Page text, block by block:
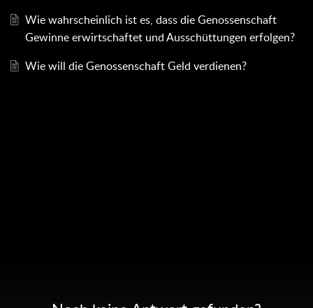
Wie wahrscheinlich ist es, dass die Genossenschaft
Gewinne erwirtschaftet und Ausschüttungen erfolgen?
Wie will die Genossenschaft Geld verdienen?